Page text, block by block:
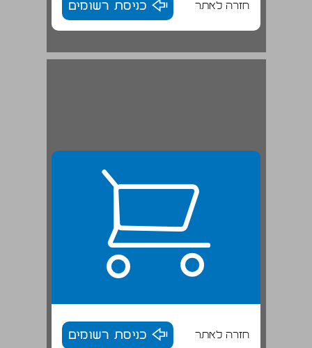
חזרה לאתר כניסת רשומים
חזרה לאתר כניסת רשומים